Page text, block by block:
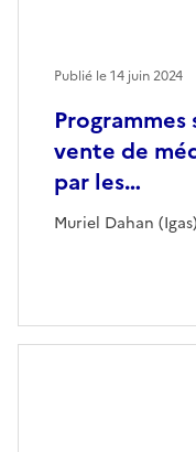
Programmes
vente de
par les…
Muriel Dahan
Publié le14 juin 2024